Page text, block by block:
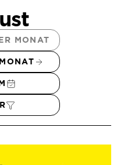
MONAT